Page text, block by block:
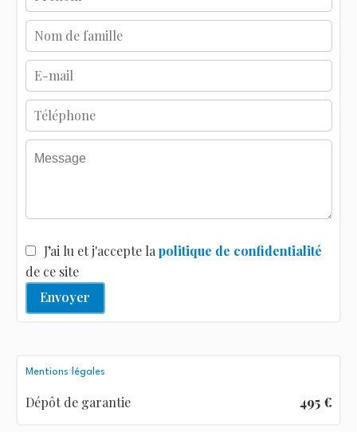
J’ai lu et j'accepte la politique de confidentialité
de ce site
Envoyer
Mentions légales
Dépôt de garantie 495 €